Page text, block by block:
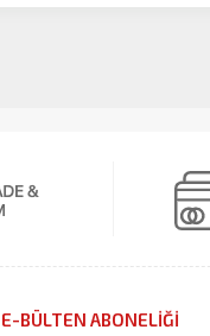
E-BÜLTEN ABONELİĞİ